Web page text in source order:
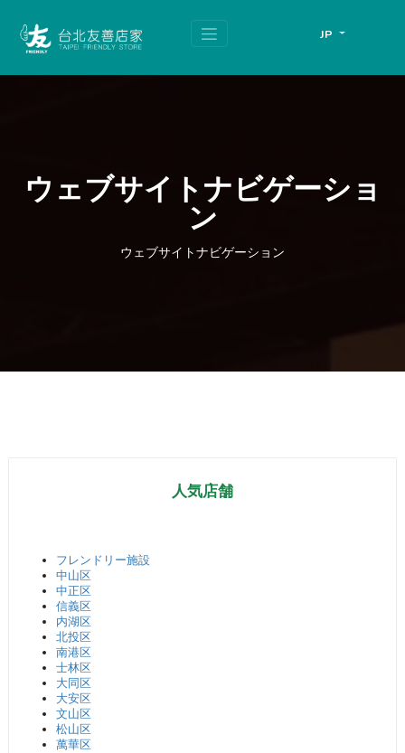
JP
ウェブサイトナビゲーショ
ン
ウェブサイトナビゲーション
人気店舗
フレンドリー施設
中山区
中正区
信義区
内湖区
北投区
南港区
士林区
大同区
大安区
文山区
松山区
萬華区